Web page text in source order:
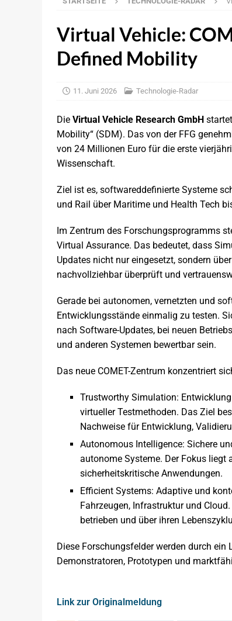
NEWS
[ 7. August 2026 ] Deutscher
[ 6. August 2026 ] KBA:
NEWS
[ 5. August 2026 ] Uber:
[ 5. August 2026 ]
[ 5. August 2026 ] Qualcomm
[ 7. August 2026 ] disecto:
Virtual Vehicle:
Defined Mobility
11. Juni 2026 Technologie-Radar
Die Virtual Vehicle Research GmbH
Mobility“ (SDM). Das von der FFG
von 24 Millionen Euro für die erste
Wissenschaft.
Ziel ist es, softwareddefinierte Systeme
und Rail über Maritime und Health Tech
Im Zentrum des Forschungsprogramms
Virtual Assurance. Das bedeutet, dass
Updates nicht nur eingesetzt, sondern
nachvollziehbar überprüft und
Gerade bei autonomen, vernetzten und
Entwicklungsstände einmalig zu testen.
nach Software-Updates, bei neuen
und anderen Systemen bewertbar sein.
Das neue COMET-Zentrum konzentriert
Trustworthy Simulation:
virtueller Testmethoden. Das Ziel
Nachweise für Entwicklung,
Autonomous Intelligence: Sichere
autonome Systeme. Der Fokus liegt
sicherheitskritische Anwendungen.
Efficient Systems: Adaptive und
Fahrzeugen, Infrastruktur und
betrieben und über ihren
Diese Forschungsfelder werden durch
Demonstratoren, Prototypen und
Link zur Originalmeldung